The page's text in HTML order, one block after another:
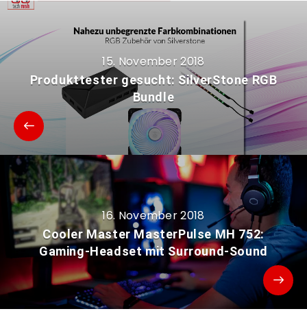
15. November 2018
Produkttester gesucht: SilverStone RGB
Bundle
16. November 2018
Cooler Master MasterPulse MH 752:
Gaming-Headset mit Surround-Sound